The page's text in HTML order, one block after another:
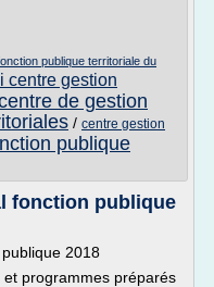
publique territoriale du
centre gestion
de gestion
/ centre gestion
publique
fonction publique
2018
programmes préparés